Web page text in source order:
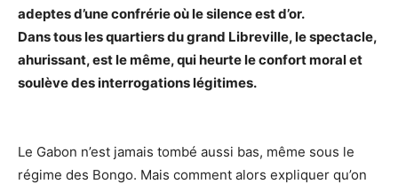
adeptes d’une confrérie où le silence est d’or.
Dans tous les quartiers du grand Libreville, le spectacle,
ahurissant, est le même, qui heurte le confort moral et
soulève des interrogations légitimes.
Le Gabon n’est jamais tombé aussi bas, même sous le
régime des Bongo. Mais comment alors expliquer qu’on